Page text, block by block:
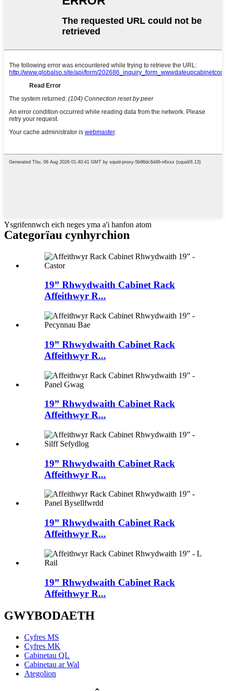
Ysgrifennwch eich neges yma a'i hanfon atom
Categorïau cynhyrchion
19” Rhwydwaith Cabinet Rack
Affeithwyr R...
19” Rhwydwaith Cabinet Rack
Affeithwyr R...
19” Rhwydwaith Cabinet Rack
Affeithwyr R...
19” Rhwydwaith Cabinet Rack
Affeithwyr R...
19” Rhwydwaith Cabinet Rack
Affeithwyr R...
19” Rhwydwaith Cabinet Rack
Affeithwyr R...
GWYBODAETH
Cyfres MS
Cyfres MK
Cabinetau QL
Cabinetau ar Wal
Ategolion